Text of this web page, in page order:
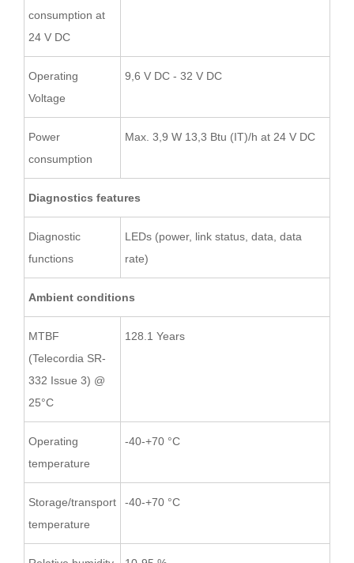
consumption at
24 V DC
Operating
Voltage
9,6 V DC - 32 V DC
Power
consumption
Max. 3,9 W 13,3 Btu (IT)/h at 24 V DC
Diagnostics features
Diagnostic
functions
LEDs (power, link status, data, data
rate)
Ambient conditions
MTBF
(Telecordia SR-
332 Issue 3) @
25°C
128.1 Years
Operating
temperature
-40-+70 °C
Storage/transport
temperature
-40-+70 °C